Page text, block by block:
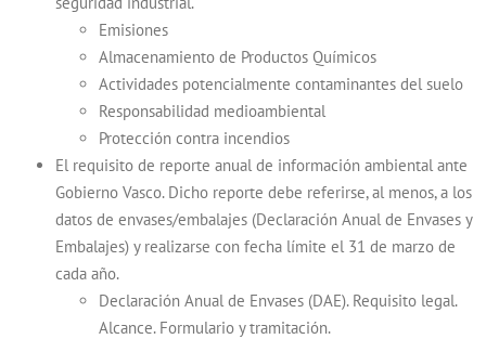
Emisiones
Almacenamiento de Productos Químicos
Actividades potencialmente contaminantes del suelo
Responsabilidad medioambiental
Protección contra incendios
El requisito de reporte anual de información ambiental ante
Gobierno Vasco. Dicho reporte debe referirse, al menos, a los
datos de envases/embalajes (Declaración Anual de Envases y
Embalajes) y realizarse con fecha límite el 31 de marzo de
cada año.
Declaración Anual de Envases (DAE). Requisito legal.
Alcance. Formulario y tramitación.